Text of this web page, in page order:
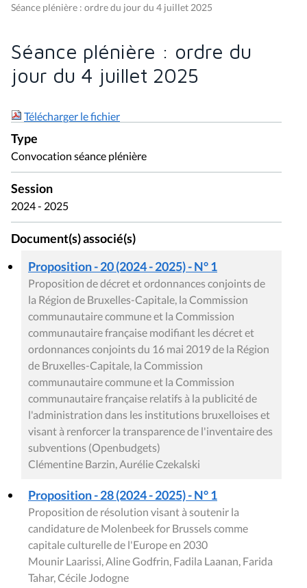
Séance plénière : ordre du jour du 4 juillet 2025
Séance plénière : ordre du
jour du 4 juillet 2025
Télécharger le fichier
Type
Convocation séance plénière
Session
2024 - 2025
Document(s) associé(s)
Proposition - 20 (2024 - 2025) - N° 1
Proposition de décret et ordonnances conjoints de
la Région de Bruxelles-Capitale, la Commission
communautaire commune et la Commission
communautaire française modifiant les décret et
ordonnances conjoints du 16 mai 2019 de la Région
de Bruxelles-Capitale, la Commission
communautaire commune et la Commission
communautaire française relatifs à la publicité de
l'administration dans les institutions bruxelloises et
visant à renforcer la transparence de l'inventaire des
subventions (Openbudgets)
Clémentine Barzin, Aurélie Czekalski
Proposition - 28 (2024 - 2025) - N° 1
Proposition de résolution visant à soutenir la
candidature de Molenbeek for Brussels comme
capitale culturelle de l'Europe en 2030
Mounir Laarissi, Aline Godfrin, Fadila Laanan, Farida
Tahar, Cécile Jodogne